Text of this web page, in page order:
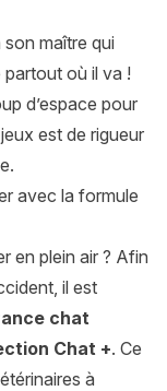
maître qui
partout où il va !
d’espace pour
est de rigueur
avec la formule
en plein air ? Afin
il est
chat
Chat +. Ce
à